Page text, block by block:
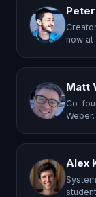
now at
Matt
Co-
Alex